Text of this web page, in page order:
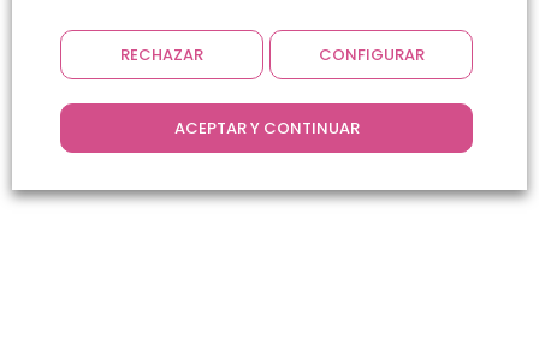
RECHAZAR CONFIGURAR
ACEPTAR Y CONTINUAR